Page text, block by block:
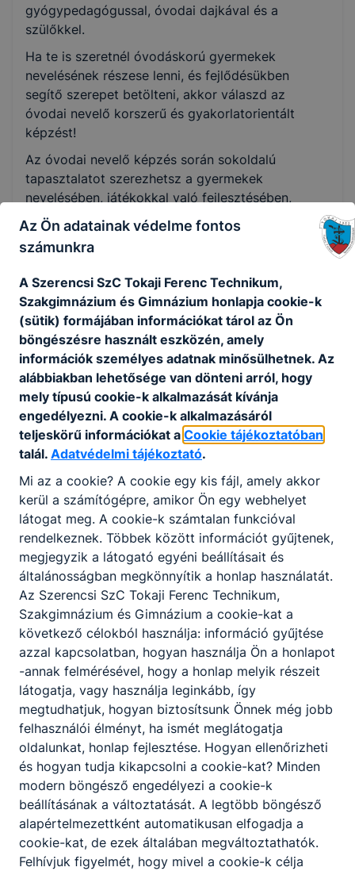
gyógypedagógussal, óvodai dajkával és a
szülőkkel.
Ha te is szeretnél óvodáskorú gyermekek
nevelésének részese lenni, és fejlődésükben
segítő szerepet betölteni, akkor válaszd az
óvodai nevelő korszerű és gyakorlatorientált
képzést!
Az óvodai nevelő képzés során sokoldalú
tapasztalatot szerezhetsz a gyermekek
nevelésében, játékokkal való fejlesztésében,
rendezvények előkészítésében, óvodai programok
megvalósításában.
terveidet az óvodapedagógus végzettség
megszerzése esetén. Ajánlott mindazok számára,
akik érdeklődnek a pedagógus hivatás iránt és
szívesen foglalkoznának gyermekek nevelésével.
KOMPETENCIAELVÁRÁS
Gyermekszeretet, empátia, tolerancia,
rugalmasság, megbízhatóság, felelősségvállalás,
alkalmazkodó képesség, kreativitás, konstruktív
konfliktus- és problémamegoldó képesség, tiszta,
érthető beszéd, jó kommunikációs képesség
A SZAKKÉPZETTSÉGGEL RENDELKEZŐ
Aktívan együttműködik az
óvodapedagógussal, fejlesztő- és
gyógypedagógussal, óvodai dajkával és a
szülőkkel, segíti az óvodáskorú gyermekek
nevelését;
részt vesz az egészségfejlesztést szolgáló
tevékenységek elvégzésében, gondozási
feladatok ellátásában, segíti a higiénés
szokásrendszer kialakítását;
közreműködik a csoportfoglalkozások és
a gyermekek tevékenységeinek
előkészítésében, szervezésében és
megvalósításában;
támogatja a társas kompetenciák,
csoportnormák fejlődését, a gyermekek
közös tevékenységei során élményeket,
Az Ön adatainak védelme fontos
számunkra
A Szerencsi SzC Tokaji Ferenc Technikum,
Szakgimnázium és Gimnázium honlapja cookie-k
(sütik) formájában információkat tárol az Ön
böngészésre használt eszközén, amely
információk személyes adatnak minősülhetnek. Az
alábbiakban lehetősége van dönteni arról, hogy
mely típusú cookie-k alkalmazását kívánja
engedélyezni. A cookie-k alkalmazásáról
teljeskörű információkat a Cookie tájékoztatóban
talál. Adatvédelmi tájékoztató.
Mi az a cookie? A cookie egy kis fájl, amely akkor
kerül a számítógépre, amikor Ön egy webhelyet
látogat meg. A cookie-k számtalan funkcióval
rendelkeznek. Többek között információt gyűjtenek,
megjegyzik a látogató egyéni beállításait és
általánosságban megkönnyítik a honlap használatát.
Az Szerencsi SzC Tokaji Ferenc Technikum,
Szakgimnázium és Gimnázium a cookie-kat a
következő célokból használja: információ gyűjtése
azzal kapcsolatban, hogyan használja Ön a honlapot
-annak felmérésével, hogy a honlap melyik részeit
látogatja, vagy használja leginkább, így
megtudhatjuk, hogyan biztosítsunk Önnek még jobb
felhasználói élményt, ha ismét meglátogatja
oldalunkat, honlap fejlesztése. Hogyan ellenőrizheti
és hogyan tudja kikapcsolni a cookie-kat? Minden
modern böngésző engedélyezi a cookie-k
beállításának a változtatását. A legtöbb böngésző
alapértelmezettként automatikusan elfogadja a
cookie-kat, de ezek általában megváltoztathatók.
Felhívjuk figyelmét, hogy mivel a cookie-k célja